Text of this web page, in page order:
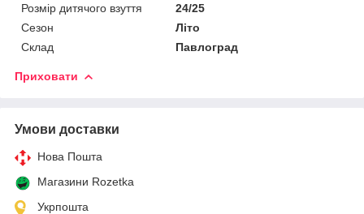
Розмір дитячого взуття
24/25
Сезон
Літо
Склад
Павлоград
Приховати
Умови доставки
Нова Пошта
Магазини Rozetka
Укрпошта